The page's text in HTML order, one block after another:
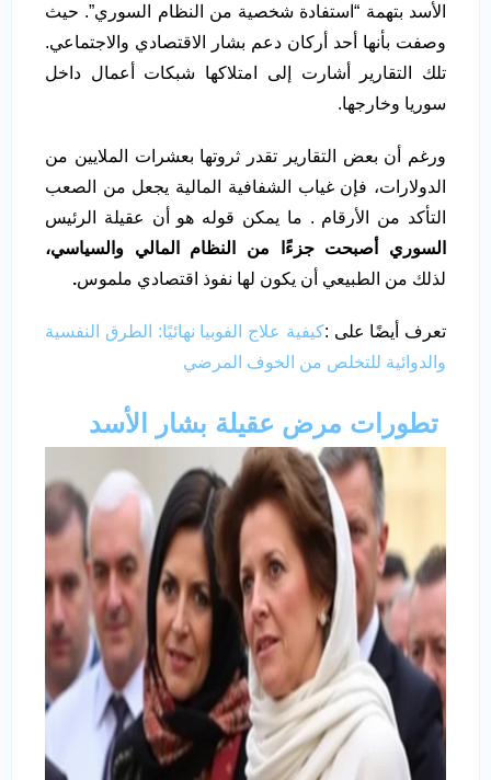
الأسد بتهمة “استفادة شخصية من النظام السوري”. حيث
وصفت بأنها أحد أركان دعم بشار الاقتصادي والاجتماعي.
تلك التقارير أشارت إلى امتلاكها شبكات أعمال داخل
سوريا وخارجها.
ورغم أن بعض التقارير تقدر ثروتها بعشرات الملايين من
الدولارات، فإن غياب الشفافية المالية يجعل من الصعب
التأكد من الأرقام . ما يمكن قوله هو أن عقيلة الرئيس
السوري أصبحت جزءًا من النظام المالي والسياسي،
لذلك من الطبيعي أن يكون لها نفوذ اقتصادي ملموس.
تعرف أيضًا على :كيفية علاج الفوبيا نهائيًا: الطرق النفسية
والدوائية للتخلص من الخوف المرضي
تطورات مرض عقيلة بشار الأسد